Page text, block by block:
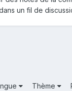
un fil de
Thème